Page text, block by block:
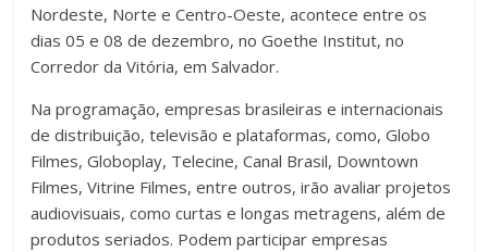
Nordeste, Norte e Centro-Oeste, acontece entre os
dias 05 e 08 de dezembro, no Goethe Institut, no
Corredor da Vitória, em Salvador.
Na programação, empresas brasileiras e internacionais
de distribuição, televisão e plataformas, como, Globo
Filmes, Globoplay, Telecine, Canal Brasil, Downtown
Filmes, Vitrine Filmes, entre outros, irão avaliar projetos
audiovisuais, como curtas e longas metragens, além de
produtos seriados. Podem participar empresas